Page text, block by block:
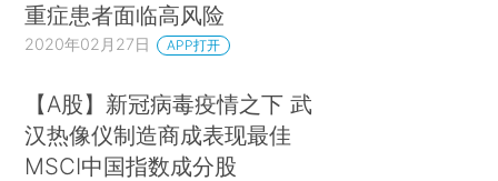
重症患者面临高风险
2020年02月27日 APP打开
【A股】新冠病毒疫情之下 武
汉热像仪制造商成表现最佳
MSCI中国指数成分股